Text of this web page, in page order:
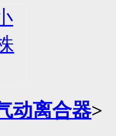
动离合器>